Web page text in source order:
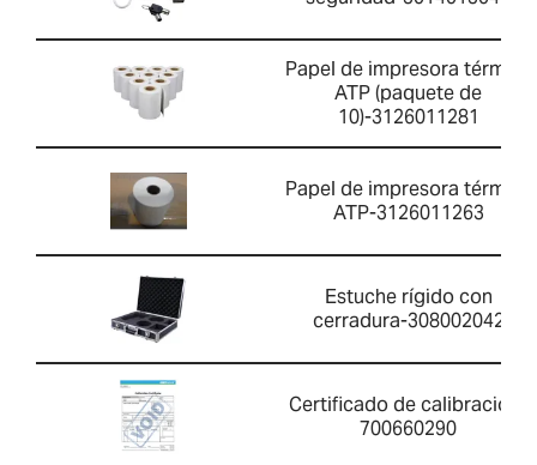
Papel de impresora térmica
ATP (paquete de
10)-3126011281
Papel de impresora térmica
ATP-3126011263
Estuche rígido con
cerradura-308002042
Certificado de calibración-
700660290